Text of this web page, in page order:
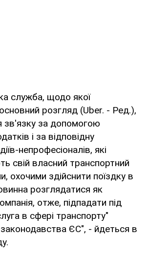
служба, щодо якої
розгляд (Uber. - Ред.),
зв'язку за допомогою
і за відповідну
непрофесіоналів, які
свій власний транспортний
охочими здійснити поїздку в
розглядатися як
отже, підпадати під
в сфері транспорту"
ЄС", - йдеться в